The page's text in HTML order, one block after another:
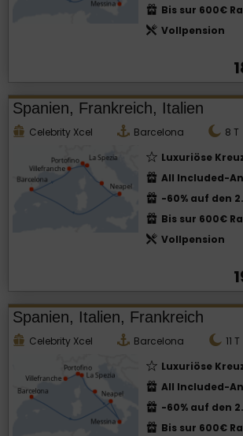
Bis sur 600€
Vollpension
Spanien, Frankreich, Italien
Celebrity Xcel Barcelona 8 T
Luxuriöse
All Included-
-60% auf den
Bis sur 600€
Vollpension
Spanien, Italien, Frankreich
Celebrity Xcel Barcelona 11 T
Luxuriöse
All Included-
-60% auf den
Bis sur 600€